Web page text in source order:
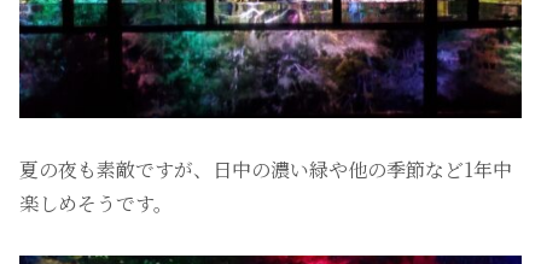
夏の夜も素敵ですが、日中の濃い緑や他の季節など1年中
楽しめそうです。